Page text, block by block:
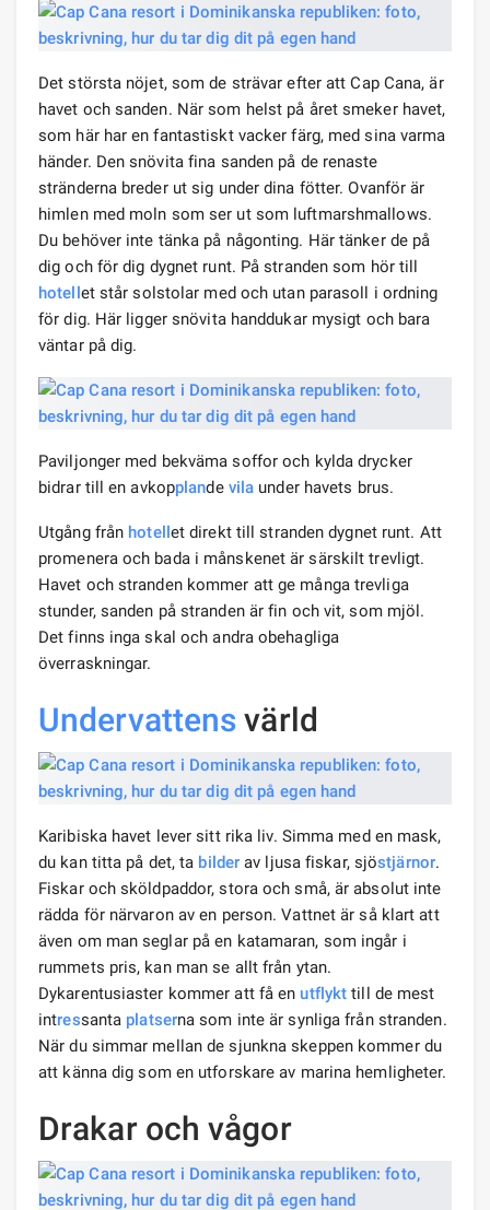
Det största nöjet, som de strävar efter att Cap Cana, är
havet och sanden. När som helst på året smeker havet,
som här har en fantastiskt vacker färg, med sina varma
händer. Den snövita fina sanden på de renaste
stränderna breder ut sig under dina fötter. Ovanför är
himlen med moln som ser ut som luftmarshmallows.
Du behöver inte tänka på någonting. Här tänker de på
dig och för dig dygnet runt. På stranden som hör till
hotellet står solstolar med och utan parasoll i ordning
för dig. Här ligger snövita handdukar mysigt och bara
väntar på dig.
Paviljonger med bekväma soffor och kylda drycker
bidrar till en avkopplande vila under havets brus.
Utgång från hotellet direkt till stranden dygnet runt. Att
promenera och bada i månskenet är särskilt trevligt.
Havet och stranden kommer att ge många trevliga
stunder, sanden på stranden är fin och vit, som mjöl.
Det finns inga skal och andra obehagliga
överraskningar.
Undervattens värld
Karibiska havet lever sitt rika liv. Simma med en mask,
du kan titta på det, ta bilder av ljusa fiskar, sjöstjärnor.
Fiskar och sköldpaddor, stora och små, är absolut inte
rädda för närvaron av en person. Vattnet är så klart att
även om man seglar på en katamaran, som ingår i
rummets pris, kan man se allt från ytan.
Dykarentusiaster kommer att få enutflykt till de mest
intressanta platserna som inte är synliga från stranden.
När du simmar mellan de sjunkna skeppen kommer du
att känna dig som en utforskare av marina hemligheter.
Drakar och vågor